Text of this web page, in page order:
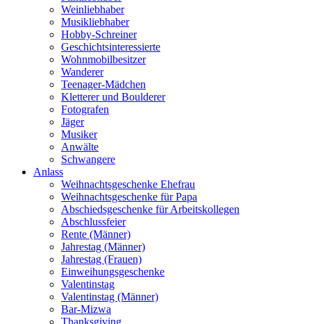
Weinliebhaber
Musikliebhaber
Hobby-Schreiner
Geschichtsinteressierte
Wohnmobilbesitzer
Wanderer
Teenager-Mädchen
Kletterer und Boulderer
Fotografen
Jäger
Musiker
Anwälte
Schwangere
Anlass
Weihnachtsgeschenke Ehefrau
Weihnachtsgeschenke für Papa
Abschiedsgeschenke für Arbeitskollegen
Abschlussfeier
Rente (Männer)
Jahrestag (Männer)
Jahrestag (Frauen)
Einweihungsgeschenke
Valentinstag
Valentinstag (Männer)
Bar-Mizwa
Thanksgiving